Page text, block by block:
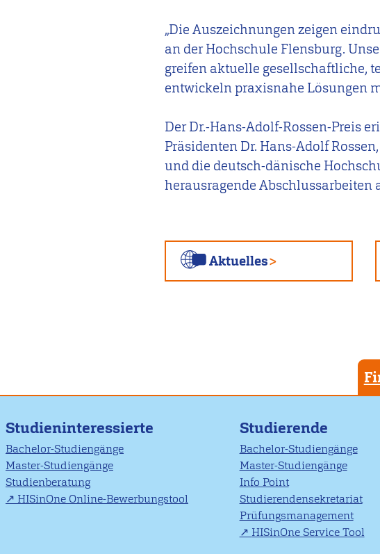
„Die Auszeichnungen zeigen
an der Hochschule Flensburg.
greifen aktuelle gesellschaftliche,
entwickeln praxisnahe Lösungen
Der Dr.-Hans-Adolf-Rossen-Preis
Präsidenten Dr. Hans-Adolf
und die deutsch-dänische
herausragende Abschlussarbeiten
Aktuelles
Studieninteressierte
Bachelor-Studiengänge
Master-Studiengänge
Studienberatung
HISinOne Online-Bewerbungstool
Studierende
Bachelor-Studiengänge
Master-Studiengänge
Info Point
Studierendensekretariat
Prüfungsmanagement
HISinOne Service Tool